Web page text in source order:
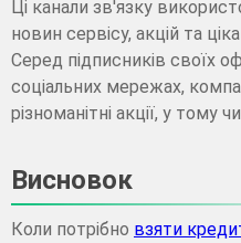
Ці канали зв'язку
новин сервісу, акцій та
Серед підписників своїх
соціальних мережах,
різноманітні акції, у тому
Висновок
Коли потрібно взяти